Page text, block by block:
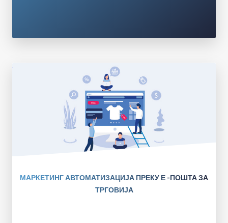
МАРКЕТИНГ АВТОМАТИЗАЦИЈА ПРЕКУ Е -ПОШТА ЗА
ТРГОВИЈА